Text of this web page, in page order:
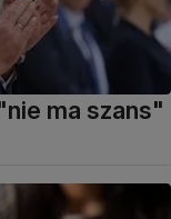
ma szans"